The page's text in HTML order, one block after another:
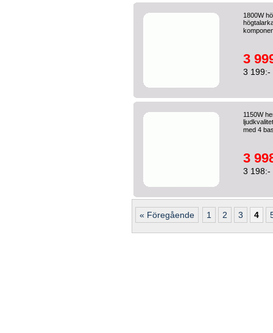
1800W
3
3 199:-
1150W
med 4
3
3 198:-
« Föregående 1 2 3 4